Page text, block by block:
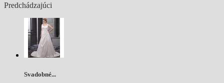
Predchádzajúci
Svadobné...